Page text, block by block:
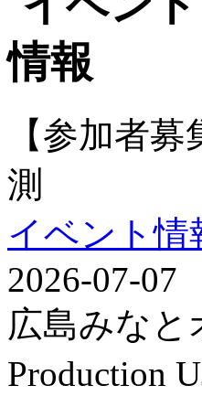
【参加者
測
イベント情
2026-07-07
広島みな
Production